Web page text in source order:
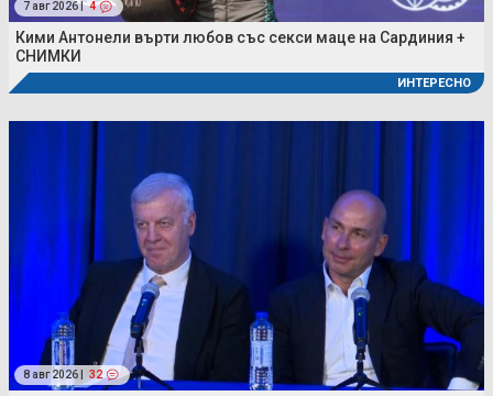
7 авг 2026 | 4
Кими Антонели върти любов със секси маце на Сардиния +
СНИМКИ
ИНТЕРЕСНО
8 авг 2026 | 32